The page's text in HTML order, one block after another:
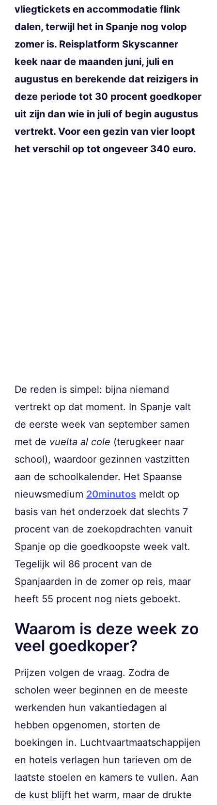
vliegtickets en accommodatie flink
dalen, terwijl het in Spanje nog volop
zomer is. Reisplatform Skyscanner
keek naar de maanden juni, juli en
augustus en berekende dat reizigers in
deze periode tot 30 procent goedkoper
uit zijn dan wie in juli of begin augustus
vertrekt. Voor een gezin van vier loopt
het verschil op tot ongeveer 340 euro.
De reden is simpel: bijna niemand
vertrekt op dat moment. In Spanje valt
de eerste week van september samen
met de vuelta al cole (terugkeer naar
school), waardoor gezinnen vastzitten
aan de schoolkalender. Het Spaanse
nieuwsmedium 20minutos meldt op
basis van het onderzoek dat slechts 7
procent van de zoekopdrachten vanuit
Spanje op die goedkoopste week valt.
Tegelijk wil 86 procent van de
Spanjaarden in de zomer op reis, maar
heeft 55 procent nog niets geboekt.
Waarom is deze week zo
veel goedkoper?
Prijzen volgen de vraag. Zodra de
scholen weer beginnen en de meeste
werkenden hun vakantiedagen al
hebben opgenomen, storten de
boekingen in. Luchtvaartmaatschappijen
en hotels verlagen hun tarieven om de
laatste stoelen en kamers te vullen. Aan
de kust blijft het warm, maar de drukte